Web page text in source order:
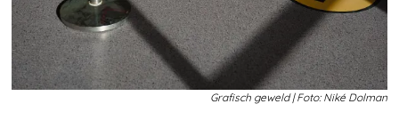
Grafisch geweld | Foto: Niké Dolman